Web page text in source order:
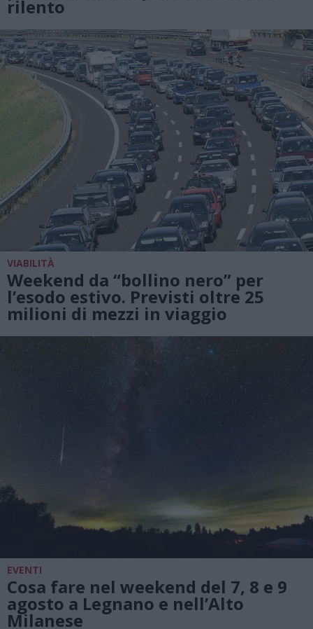
rilento
VIABILITÀ
Weekend da “bollino nero” per
l’esodo estivo. Previsti oltre 25
milioni di mezzi in viaggio
EVENTI
Cosa fare nel weekend del 7, 8 e 9
agosto a Legnano e nell’Alto
Milanese